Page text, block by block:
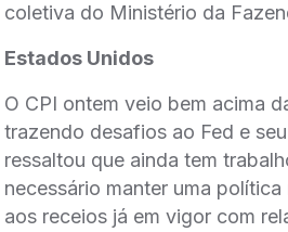
coletiva do Ministério da
Estados Unidos
O CPI ontem veio bem acima
trazendo desafios ao Fed e
ressaltou que ainda tem
necessário manter uma
aos receios já em vigor com